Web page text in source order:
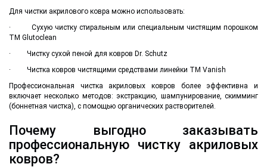
Для чистки акрилового ковра можно использовать:
· Сухую чистку стиральным или специальным чистящим порошком
ТМ Glutoclean
· Чистку сухой пеной для ковров Dr. Schutz
· Чистка ковров чистящими средствами линейки ТМ Vanish
Профессиональная чистка акриловых ковров более эффективна и
включает несколько методов: экстракцию, шампунирование, скимминг
(боннетная чистка), с помощью органических растворителей.
Почему выгодно заказывать
профессиональную чистку акриловых
ковров?